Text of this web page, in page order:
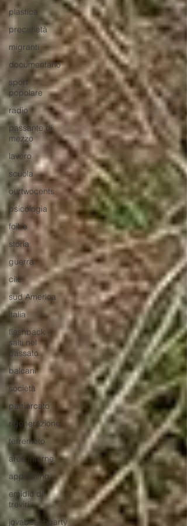
plastica
precarietà
migranti
documentario
sport
popolare
radio
passante di
mezzo
lavoro
scuola
ourtwocents
psicologia
foibe
storia
guerra
cile
sud America
italia
flashback -
salti nel
passato
balcani
società
patriarcato
rigenerazione
terremoto
aree interne
appennino
emidio di
treviri
jovabeachparty